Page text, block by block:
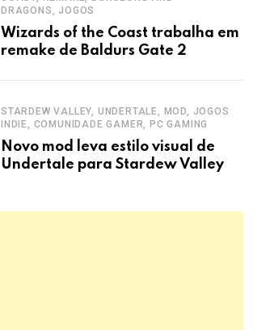
DRAGONS, JOGOS
Wizards of the Coast trabalha em
remake de Baldurs Gate 2
STARDEW VALLEY, UNDERTALE, MOD, JOGOS
INDIE, COMUNIDADE GAMER, PC GAMING
Novo mod leva estilo visual de
Undertale para Stardew Valley